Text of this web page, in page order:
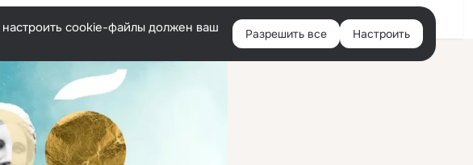
Войти
cookie-файлы должен ваш
Разрешить все Настроить